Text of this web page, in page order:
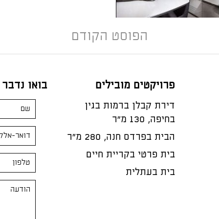
הפוסט הקודם
פרויקטים מובילים
דירת קבלן ברמות בגין
בחיפה, 130 מ"ר
הבית בפרדס חנה, 280 מ״ר
בית פרטי בקריית חיים
בית בעתלית
בואו